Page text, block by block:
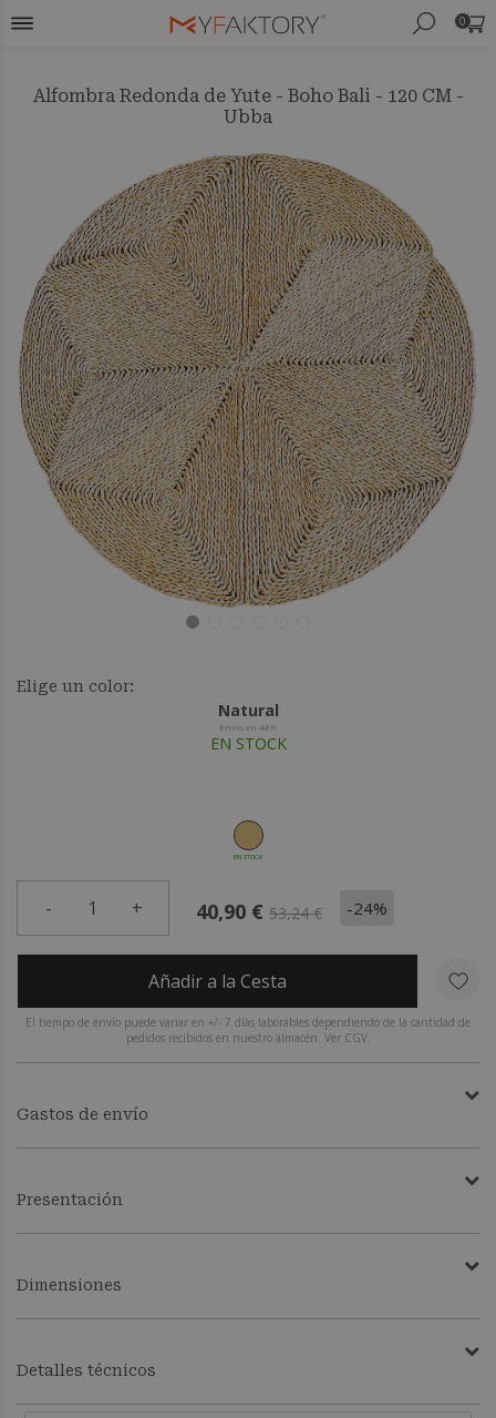
0
Alfombra Redonda de Yute - Boho Bali - 120 CM -
Ubba
Elige un color:
Natural
Envío en 48h
EN STOCK
EN STOCK
- 1 + 40,90 € 53,24 € -24%
Añadir a la Cesta
El tiempo de envío puede variar en +/- 7 días laborables dependiendo de la cantidad de
pedidos recibidos en nuestro almacén. Ver CGV.
Gastos de envío
Presentación
Dimensiones
Detalles técnicos